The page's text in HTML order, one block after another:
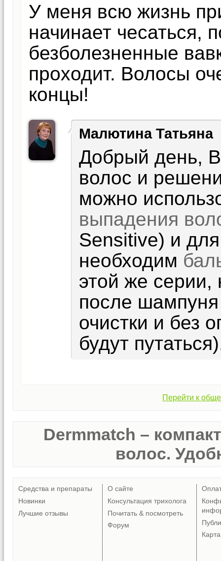
У меня всю жизнь
начинает чесаться,
безболезненные
проходит. Волосы
концы!
Малютина Татьяна
Добрый день,
волос и
можно
выпадения
Sensitive) и
необходим
этой же серии,
после
очистки и без
будут
Перейти к
Dermmatch –
волос.
Средства и препараты
Новинки
Лучшие отзывы
О сайте
Консультация трихолога
Почитать & посмотреть
Форум